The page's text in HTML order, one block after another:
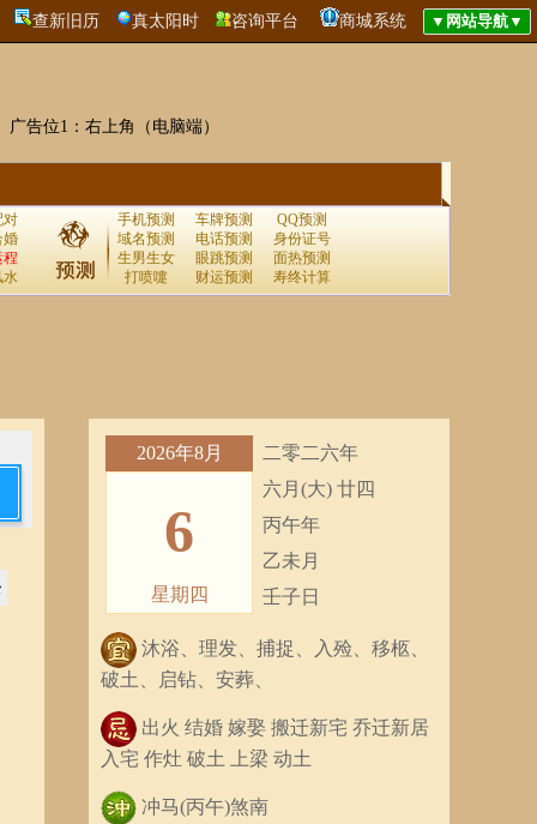
查新旧历 真太阳时 咨询平台 商城系统
广告位1：右上角（电脑端）
对
婚
程
水
手机预测 车牌预测
QQ预测
域名预测
电话预测
身份证号
生男生女
眼跳预测
面热预测
打喷嚏
财运预测 寿终计算
2026年8月
6
星期四
二零二六年
六月(大) 廿四
丙午年
乙未月
壬子日
沐浴、理发、捕捉、入殓、移柩、
破土、启钻、安葬、
出火 结婚 嫁娶 搬迁新宅 乔迁新居
入宅 作灶 破土 上梁 动土
冲马(丙午)煞南